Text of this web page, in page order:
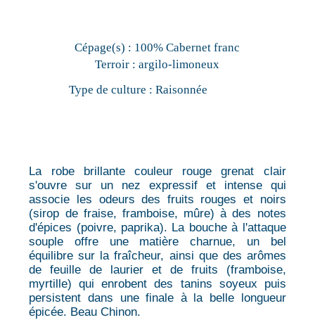
Cépage(s) : 100% Cabernet franc
Terroir : argilo-limoneux
Type de culture : Raisonnée
La robe brillante couleur rouge grenat clair
s'ouvre sur un nez expressif et intense qui
associe les odeurs des fruits rouges et noirs
(sirop de fraise, framboise, mûre) à des notes
d'épices (poivre, paprika). La bouche à l'attaque
souple offre une matière charnue, un bel
équilibre sur la fraîcheur, ainsi que des arômes
de feuille de laurier et de fruits (framboise,
myrtille) qui enrobent des tanins soyeux puis
persistent dans une finale à la belle longueur
épicée. Beau Chinon.